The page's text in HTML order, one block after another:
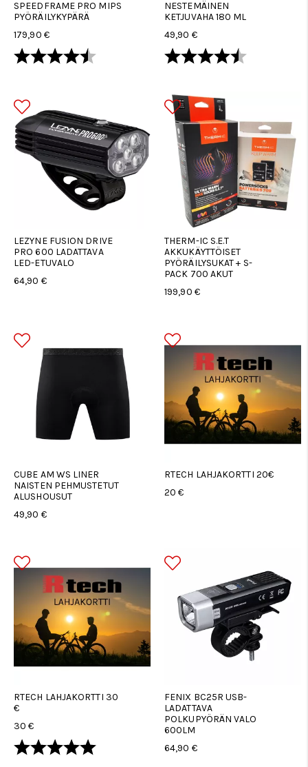
SPEEDFRAME PRO MIPS
PYÖRÄILYKYPÄRÄ
179,90 €
Arvio: 4.5 5:sta tähdestä
NESTEMÄINEN
KETJUVAHA 180 ML
49,90 €
Arvio:
LEZYNE FUSION DRIVE
PRO 600 LADATTAVA
LED-ETUVALO
64,90 €
THERM-IC S.E.T
AKKUKÄYTTÖISET
PYÖRÄILYSUKAT + S-
PACK 700 AKUT
199,90 €
CUBE AM WS LINER
NAISTEN PEHMUSTETUT
ALUSHOUSUT
49,90 €
RTECH LAHJAKORTTI 20€
20 €
RTECH LAHJAKORTTI 30
€
30 €
Arvio: 5.0 5:sta tähdestä
FENIX BC25R USB-
LADATTAVA
POLKUPYÖRÄN VALO
600LM
64,90 €